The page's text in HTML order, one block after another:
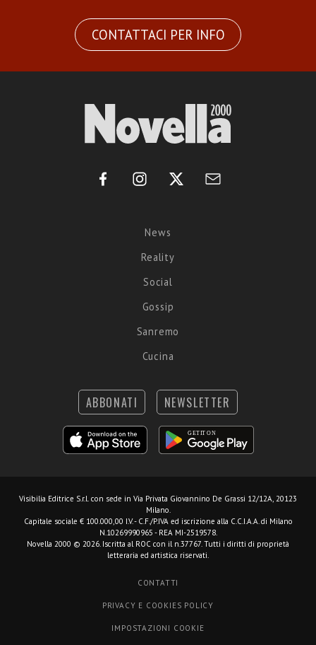
CONTATTACI PER INFO
News
Reality
Social
Gossip
Sanremo
Cucina
ABBONATI NEWSLETTER
Visibilia Editrice S.r.l. con sede in Via Privata Giovannino De Grassi 12/12A, 20123
Milano.
Capitale sociale € 100.000,00 I.V. - C.F./P.IVA ed iscrizione alla C.C.I.A.A. di Milano
N.10269990965 - REA MI-2519578.
Novella 2000 © 2026. Iscritta al ROC con il n.37767. Tutti i diritti di proprietà
letteraria ed artistica riservati.
CONTATTI
PRIVACY E COOKIES POLICY
IMPOSTAZIONI COOKIE